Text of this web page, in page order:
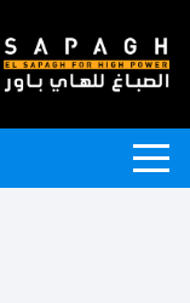
إلى
المحتوى